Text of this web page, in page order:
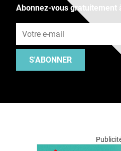
Abonnez-vous gratuitement
S'ABONNER